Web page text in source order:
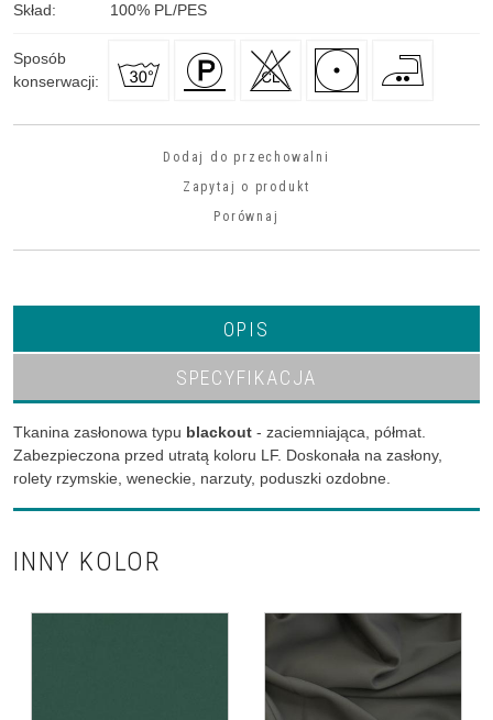
Skład: 100% PL/PES
Sposób
konserwacji:
Dodaj do przechowalni
Zapytaj o produkt
Porównaj
OPIS
SPECYFIKACJA
Tkanina zasłonowa typu blackout - zaciemniająca, półmat.
Zabezpieczona przed utratą koloru LF. Doskonała na zasłony,
rolety rzymskie, weneckie, narzuty, poduszki ozdobne.
INNY KOLOR